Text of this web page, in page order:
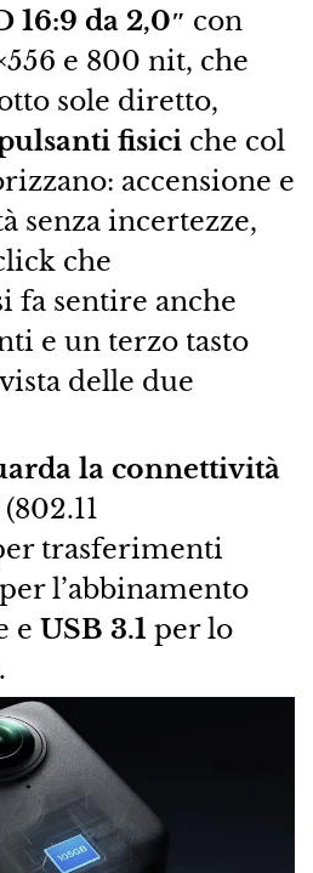
16:9 da 2,0″ con
e 800 nit, che
sole diretto,
fisiciche col
accensione e
senza incertezze,
che
fa sentire anche
e un terzo tasto
delle due
la connettività
(802.11
trasferimenti
per l’abbinamento
e USB 3.1 per lo